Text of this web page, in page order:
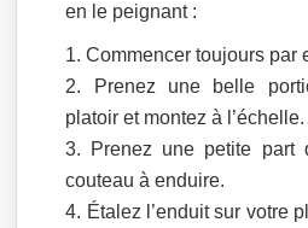
en le peignant :
Commencer toujours par
Prenez une belle
platoir et montez à l’échelle.
Prenez une petite part
couteau à enduire.
Étalez l’enduit sur votre